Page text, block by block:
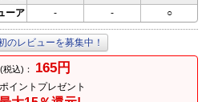
ーア
- - ○
のレビューを募集中！
込)： 165円
ポイントプレゼント